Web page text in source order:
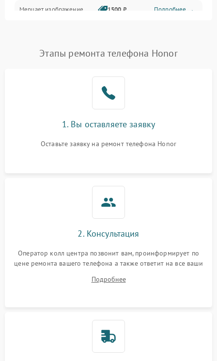
Мерцает изображение 1500 ₽ Подробнее →
Не работает Face ID 4000 ₽ Подробнее →
Этапы ремонта телефона Honor
1. Вы оставляете заявку
Оставьте заявку на ремонт телефона Honor
2. Консультация
Оператор колл центра позвонит вам, проинформирует по
цене ремонта вашего телефона а также ответит на все ваши
Подробнее